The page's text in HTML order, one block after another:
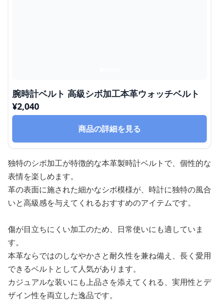
腕時計ベルト 高級シボ加工本革ウォッチベルト
¥2,040
商品の詳細を見る
独特のシボ加工が特徴的な本革製時計ベルトで、個性的な
表情を楽しめます。
革の表面に施された細かなシボ模様が、時計に独特の風合
いと高級感を与えてくれるおすすめのアイテムです。
傷が目立ちにくい加工のため、日常使いにも適していま
す。
本革ならではのしなやかさと耐久性を兼ね備え、長く愛用
できるベルトとして人気があります。
カジュアルな装いにも上品さを添えてくれる、実用性とデ
ザイン性を両立した逸品です。